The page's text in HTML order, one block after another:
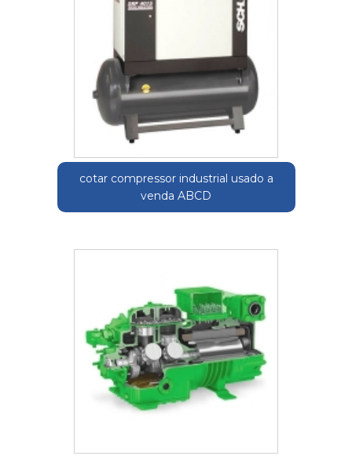
cotar compressor industrial usado a
venda ABCD